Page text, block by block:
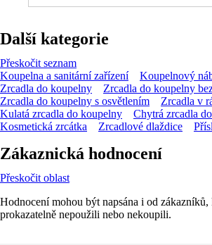
Další kategorie
Přeskočit seznam
Koupelna a sanitární zařízení
Koupelnový
Zrcadla do koupelny
Zrcadla do koupelny
Zrcadla do koupelny s osvětlením
Zrcadla v
Kulatá zrcadla do koupelny
Chytrá zrcadla
Kosmetická zrcátka
Zrcadlové dlaždice
Zákaznická hodnocení
Přeskočit oblast
Hodnocení mohou být napsána i od
prokazatelně nepoužili nebo nekoupili.